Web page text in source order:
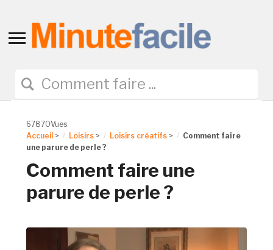
Toggle
navigation
67870Vues
Accueil > Loisirs > Loisirs créatifs >
Comment faire
une parure de perle ?
Comment faire une
parure de perle ?